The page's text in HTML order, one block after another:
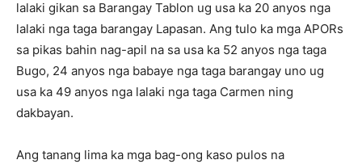
lalaki gikan sa Barangay Tablon ug usa ka 20 anyos nga
lalaki nga taga barangay Lapasan. Ang tulo ka mga APORs
sa pikas bahin nag-apil na sa usa ka 52 anyos nga taga
Bugo, 24 anyos nga babaye nga taga barangay uno ug
usa ka 49 anyos nga lalaki nga taga Carmen ning
dakbayan.
Ang tanang lima ka mga bag-ong kaso pulos na